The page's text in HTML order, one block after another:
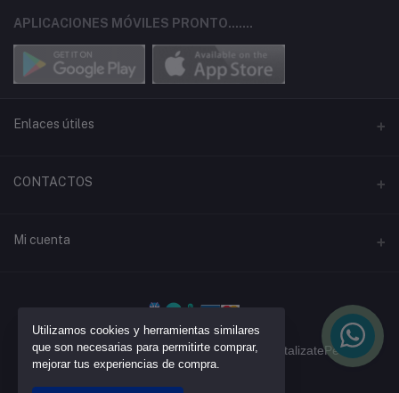
APLICACIONES MÓVILES PRONTO.......
Enlaces útiles
Términos y Condiciones
Libro de Reclamaciones
CONTACTOS
Dirección
✆ + 51 941 938 253 +51 953 810 543 +51 924 850 317
Correo
Mi cuenta
Historial de pedidos
Mi lista de deseos
Rastrear Pedido
Todos los derechos reservados por: @DigitalizatePeru
Utilizamos cookies y herramientas similares
que son necesarias para permitirte comprar,
mejorar tus experiencias de compra.